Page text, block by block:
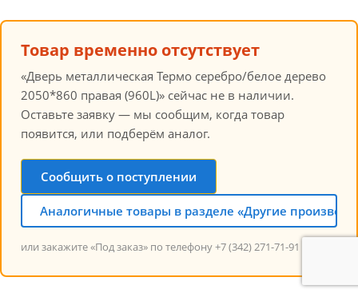
Товар временно отсутствует
«Дверь металлическая Термо серебро/белое дерево
2050*860 правая (960L)» сейчас не в наличии.
Оставьте заявку — мы сообщим, когда товар
появится, или подберём аналог.
Сообщить о поступлении
Аналогичные товары в разделе «Другие
или закажите «Под заказ» по телефону +7 (342) 271-71-91